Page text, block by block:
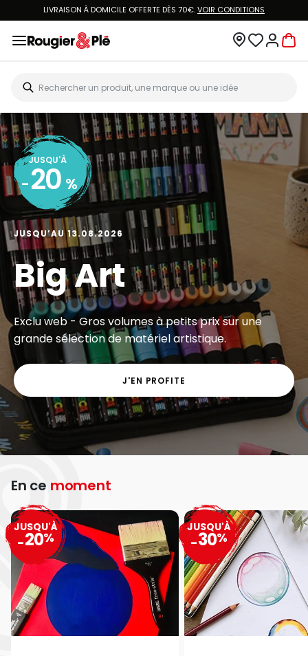
LIVRAISON À DOMICILE OFFERTE DÈS 70€.VOIR CONDITIONS
JUSQU'À
- 20 %
JUSQU’AU 13.08.2026
Big Art
Exclu web - Gros volumes à petits prix sur une
grande sélection de matériel artistique.
J'EN PROFITE
En ce moment
JUSQU'À
-20%
JUSQU'À
-30%